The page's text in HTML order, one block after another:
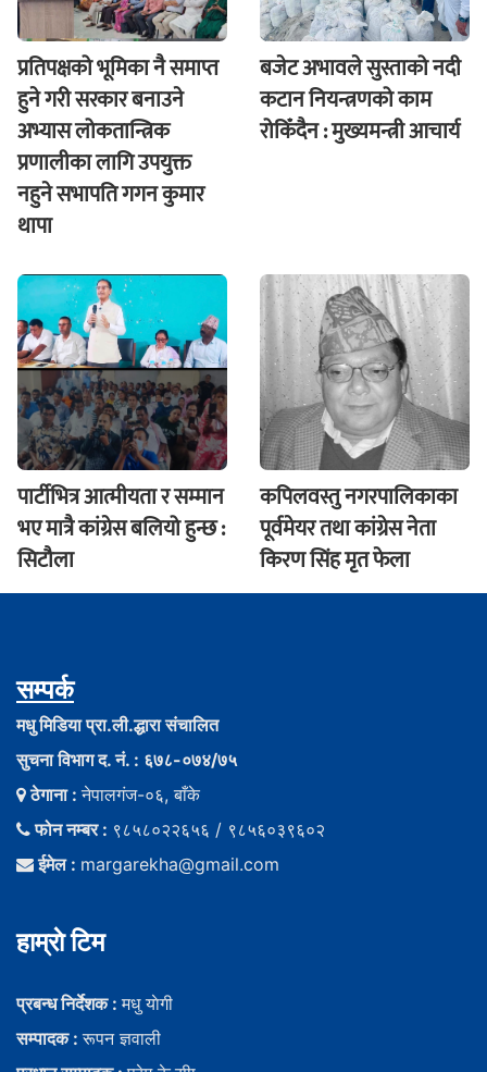
प्रतिपक्षको भूमिका नै समाप्त
हुने गरी सरकार बनाउने
अभ्यास लोकतान्त्रिक
प्रणालीका लागि उपयुक्त
नहुने सभापति गगन कुमार
थापा
बजेट अभावले सुस्ताको नदी
कटान नियन्त्रणको काम
रोकिँदैन : मुख्यमन्त्री आचार्य
पार्टीभित्र आत्मीयता र सम्मान
भए मात्रै कांग्रेस बलियो हुन्छ :
सिटौला
कपिलवस्तु नगरपालिकाका
पूर्वमेयर तथा कांग्रेस नेता
किरण सिंह मृत फेला
सम्पर्क
मधु मिडिया प्रा.ली.द्धारा संचालित
सुचना विभाग द. नं. : ६७८-०७४/७५
ठेगाना :नेपालगंज-०६, बाँके
फोन नम्बर : ९८५८०२२६५६ / ९८५६०३९६०२
ईमेल : margarekha@gmail.com
हाम्राे टिम
प्रबन्ध निर्देशक :मधु याेगी
सम्पादक :रूपन ज्ञवाली